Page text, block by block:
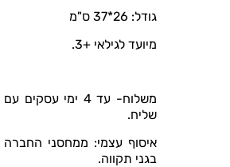
גודל: 26*37 ס"מ
מיועד לגילאי +3.
משלוח- עד 4 ימי עסקים עם
שליח.
איסוף עצמי: ממחסני החברה
בגני תקווה.